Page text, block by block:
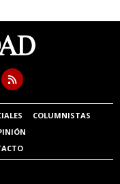
COLUMNISTAS